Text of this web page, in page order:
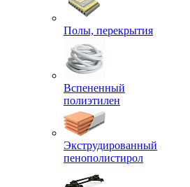
Полы, перекрытия
Вспененный
полиэтилен
Экструдированный
пенополистирол